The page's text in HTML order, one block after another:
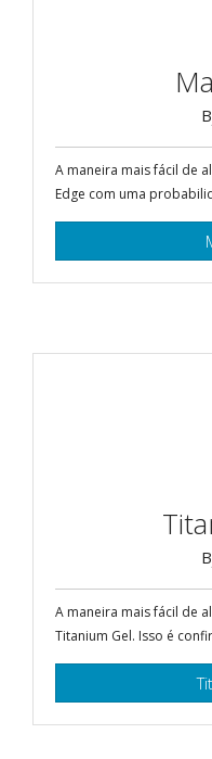
A maneira mais fácil de
Edge com uma
A maneira mais fácil de
Titanium Gel. Isso é